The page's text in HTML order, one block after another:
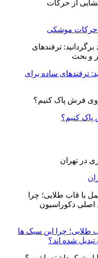
حرکات موشکی
ترفندهای ساده برای
پاک کنیم؟
طلایی؛ چرا این سبک ها
شده اند؟